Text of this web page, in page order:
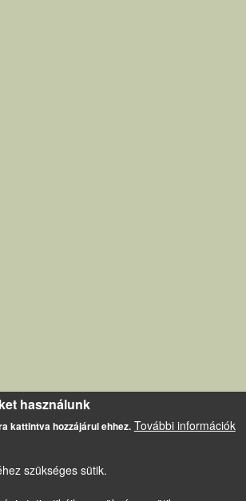
használunk
kattintva hozzájárul ehhez. További információk
szükséges sütik.